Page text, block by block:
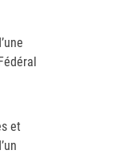
et